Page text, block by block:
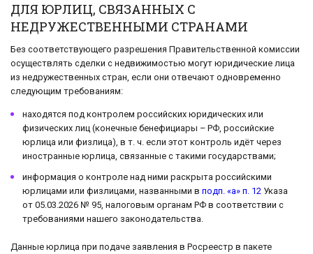
ДЛЯ ЮРЛИЦ, СВЯЗАННЫХ С
НЕДРУЖЕСТВЕННЫМИ СТРАНАМИ
Без соответствующего разрешения Правительственной комиссии
осуществлять сделки с недвижимостью могут юридические лица
из недружественных стран, если они отвечают одновременно
следующим требованиям:
находятся под контролем российских юридических или
физических лиц (конечные бенефициары – РФ, российские
юрлица или физлица), в т. ч. если этот контроль идёт через
иностранные юрлица, связанные с такими государствами;
информация о контроле над ними раскрыта российскими
юрлицами или физлицами, названными в подп. «а» п. 12 Указа
от 05.03.2026 № 95, налоговым органам РФ в соответствии с
требованиями нашего законодательства.
Данные юрлица при подаче заявления в Росреестр в пакете